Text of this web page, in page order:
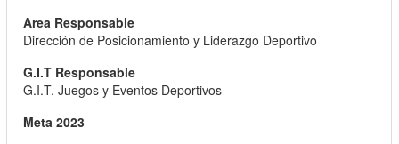
Dirección de Posicionamiento y Liderazgo Deportivo
G.I.T. Juegos y Eventos Deportivos